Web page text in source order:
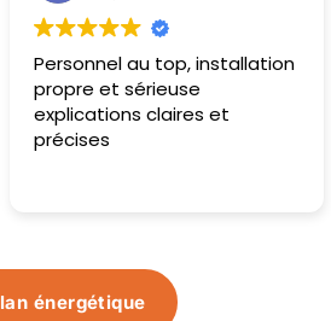
Les opérateurs sont passés
hier et aujourd'hui. Très à
l'écoute, ils nous ont bien
expliqué et ont répondu à
énergétique